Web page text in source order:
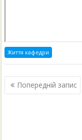
Життя кафедри
Навігація
записів
Попередній запис